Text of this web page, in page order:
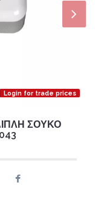
Login for trade prices
ΣΟΥΚΟ